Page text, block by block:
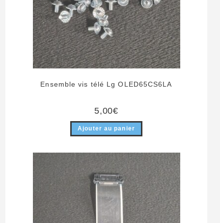
Ensemble vis télé Lg OLED65CS6LA
5,00€
Ajouter au panier